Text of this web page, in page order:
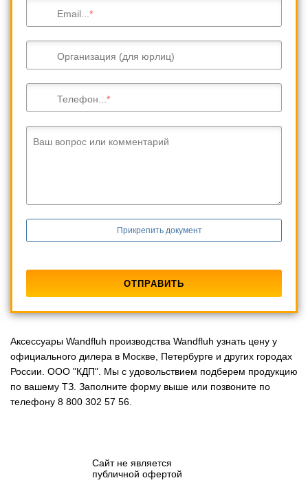
Email...
Организация (для юрлиц)
Телефон...
Ваш вопрос или комментарий
Прикрепить документ
Аксессуары Wandfluh производства Wandfluh узнать цену у
официального дилера в Москве, Петербурге и других городах
России. ООО "КДП". Мы с удовольствием подберем продукцию
по вашему ТЗ. Заполните форму выше или позвоните по
телефону 8 800 302 57 56.
Сайт не является
публичной офертой